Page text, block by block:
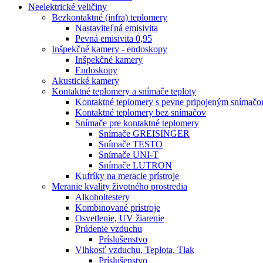
Neelektrické veličiny
Bezkontaktné (infra) teplomery
Nastaviteľná emisivita
Pevná emisivita 0,95
Inšpekčné kamery - endoskopy
Inšpekčné kamery
Endoskopy
Akustické kamery
Kontaktné teplomery a snímače teploty
Kontaktné teplomery s pevne pripojeným
Kontaktné teplomery bez snímačov
Snímače pre kontaktné teplomery
Snímače GREISINGER
Snímače TESTO
Snímače UNI-T
Snímače LUTRON
Kufríky na meracie prístroje
Meranie kvality životného prostredia
Alkoholtestery
Kombinované prístroje
Osvetlenie, UV žiarenie
Prúdenie vzduchu
Príslušenstvo
Vlhkosť vzduchu, Teplota, Tlak
Príslušenstvo